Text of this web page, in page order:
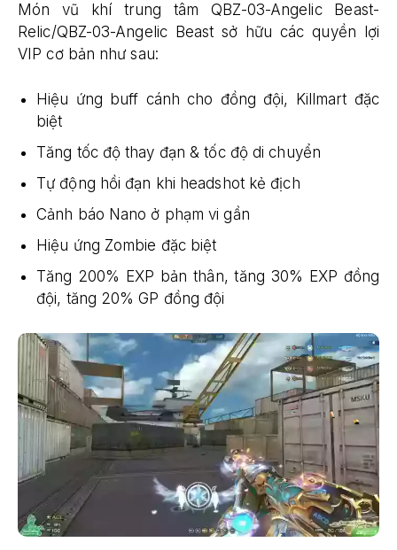
Món vũ khí trung tâm QBZ-03-Angelic Beast-
Relic/QBZ-03-Angelic Beast sở hữu các quyền lợi
VIP cơ bản như sau:
Hiệu ứng buff cánh cho đồng đội, Killmart đặc
biệt
Tăng tốc độ thay đạn & tốc độ di chuyển
Tự động hồi đạn khi headshot kẻ địch
Cảnh báo Nano ở phạm vi gần
Hiệu ứng Zombie đặc biệt
Tăng 200% EXP bản thân, tăng 30% EXP đồng
đội, tăng 20% GP đồng đội